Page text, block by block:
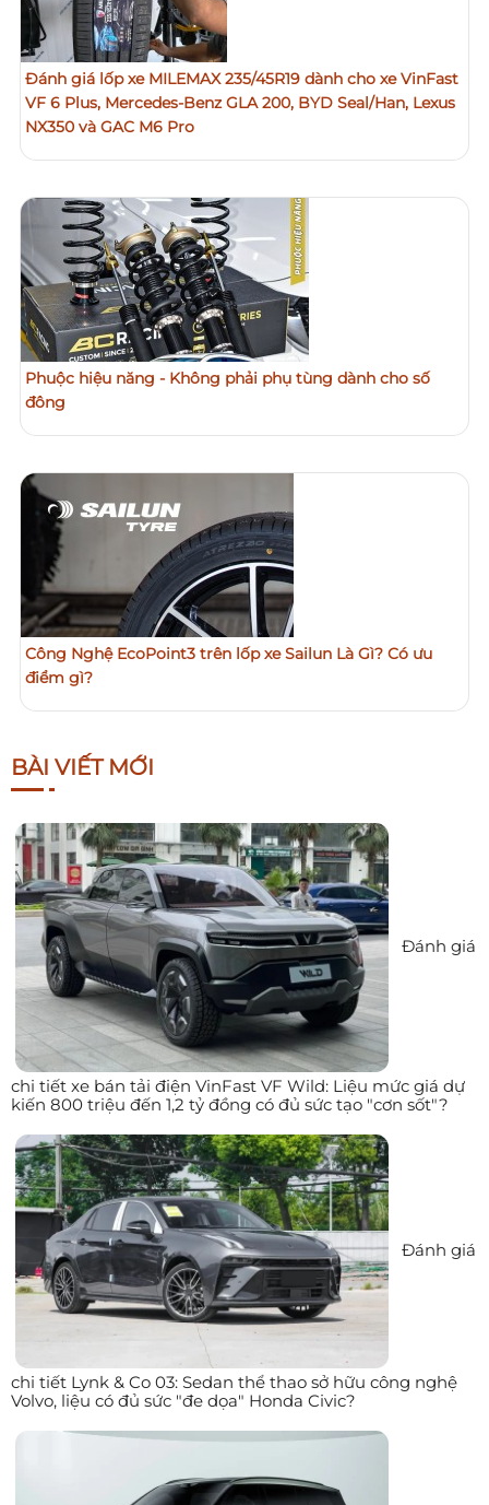
Đánh giá lốp xe MILEMAX 235/45R19 dành cho xe VinFast
VF 6 Plus, Mercedes-Benz GLA 200, BYD Seal/Han, Lexus
NX350 và GAC M6 Pro
Phuộc hiệu năng - Không phải phụ tùng dành cho số
đông
Công Nghệ EcoPoint3 trên lốp xe Sailun Là Gì? Có ưu
điểm gì?
BÀI VIẾT MỚI
Đánh giá
chi tiết xe bán tải điện VinFast VF Wild: Liệu mức giá dự
kiến 800 triệu đến 1,2 tỷ đồng có đủ sức tạo "cơn sốt"?
Đánh giá
chi tiết Lynk & Co 03: Sedan thể thao sở hữu công nghệ
Volvo, liệu có đủ sức "đe dọa" Honda Civic?